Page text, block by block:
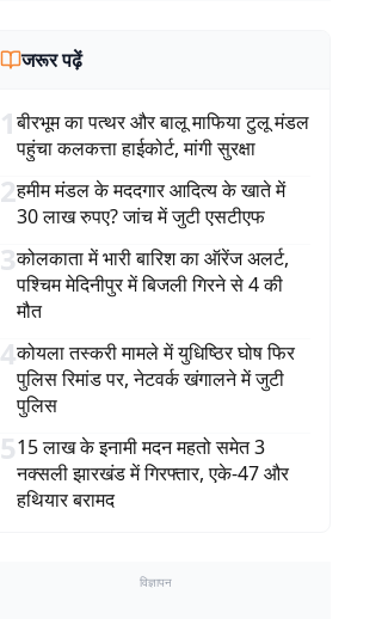
जरूर पढ़ें
1बीरभूम का पत्थर और बालू माफिया टुलू मंडल
पहुंचा कलकत्ता हाईकोर्ट, मांगी सुरक्षा
2हमीम मंडल के मददगार आदित्य के खाते में
30 लाख रुपए? जांच में जुटी एसटीएफ
3कोलकाता में भारी बारिश का ऑरेंज अलर्ट,
पश्चिम मेदिनीपुर में बिजली गिरने से 4 की
मौत
4कोयला तस्करी मामले में युधिष्ठिर घोष फिर
पुलिस रिमांड पर, नेटवर्क खंगालने में जुटी
पुलिस
515 लाख के इनामी मदन महतो समेत 3
नक्सली झारखंड में गिरफ्तार, एके-47 और
हथियार बरामद
विज्ञापन